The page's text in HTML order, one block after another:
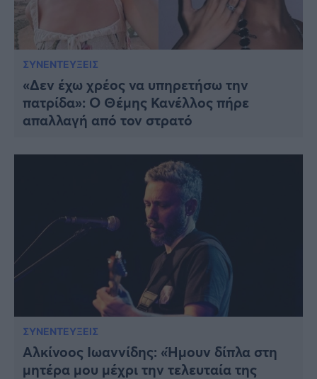
ΣΥΝΕΝΤΕΥΞΕΙΣ
«Δεν έχω χρέος να υπηρετήσω την
πατρίδα»: Ο Θέμης Κανέλλος πήρε
απαλλαγή από τον στρατό
ΣΥΝΕΝΤΕΥΞΕΙΣ
Αλκίνοος Ιωαννίδης: «Ήμουν δίπλα στη
μητέρα μου μέχρι την τελευταία της